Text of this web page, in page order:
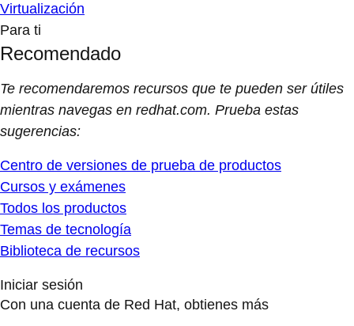
Virtualización
Para ti
Recomendado
Te recomendaremos recursos que te pueden ser útiles
mientras navegas en redhat.com. Prueba estas
sugerencias:
Centro de versiones de prueba de productos
Cursos y exámenes
Todos los productos
Temas de tecnología
Biblioteca de recursos
Iniciar sesión
Con una cuenta de Red Hat, obtienes más